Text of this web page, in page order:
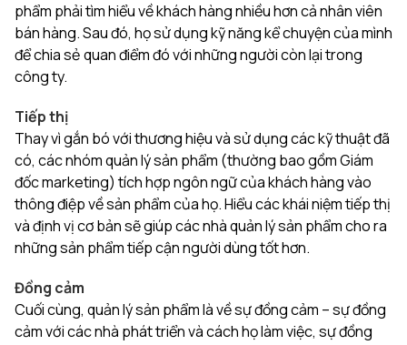
phẩm phải tìm hiểu về khách hàng nhiều hơn cả nhân viên
bán hàng. Sau đó, họ sử dụng kỹ năng kể chuyện của mình
để chia sẻ quan điểm đó với những người còn lại trong
công ty.
Tiếp thị
Thay vì gắn bó với thương hiệu và sử dụng các kỹ thuật đã
có, các nhóm quản lý sản phẩm (thường bao gồm Giám
đốc marketing) tích hợp ngôn ngữ của khách hàng vào
thông điệp về sản phẩm của họ. Hiểu các khái niệm tiếp thị
và định vị cơ bản sẽ giúp các nhà quản lý sản phẩm cho ra
những sản phẩm tiếp cận người dùng tốt hơn.
Đồng cảm
Cuối cùng, quản lý sản phẩm là về sự đồng cảm – sự đồng
cảm với các nhà phát triển và cách họ làm việc, sự đồng